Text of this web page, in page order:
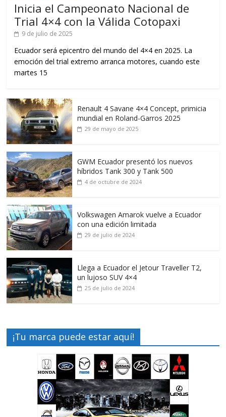
Inicia el Campeonato Nacional de
Trial 4×4 con la Válida Cotopaxi
9 de julio de 2025
Ecuador será epicentro del mundo del 4×4 en 2025. La
emoción del trial extremo arranca motores, cuando este
martes 15
Renault 4 Savane 4×4 Concept, primicia
mundial en Roland-Garros 2025
29 de mayo de 2025
GWM Ecuador presentó los nuevos
híbridos Tank 300 y Tank 500
4 de octubre de 2024
Volkswagen Amarok vuelve a Ecuador
con una edición limitada
29 de julio de 2024
Llega a Ecuador el Jetour Traveller T2,
un lujoso SUV 4×4
25 de julio de 2024
¡Tu marca puede estar aquí!